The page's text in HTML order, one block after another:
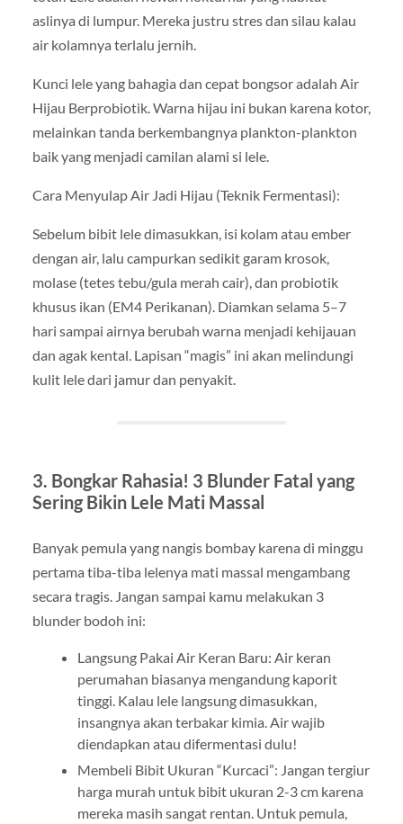
aslinya di lumpur. Mereka justru stres dan silau kalau
air kolamnya terlalu jernih.
Kunci lele yang bahagia dan cepat bongsor adalah Air
Hijau Berprobiotik. Warna hijau ini bukan karena kotor,
melainkan tanda berkembangnya plankton-plankton
baik yang menjadi camilan alami si lele.
Cara Menyulap Air Jadi Hijau (Teknik Fermentasi):
Sebelum bibit lele dimasukkan, isi kolam atau ember
dengan air, lalu campurkan sedikit garam krosok,
molase (tetes tebu/gula merah cair), dan probiotik
khusus ikan (EM4 Perikanan). Diamkan selama 5–7
hari sampai airnya berubah warna menjadi kehijauan
dan agak kental. Lapisan “magis” ini akan melindungi
kulit lele dari jamur dan penyakit.
3. Bongkar Rahasia! 3 Blunder Fatal yang
Sering Bikin Lele Mati Massal
Banyak pemula yang nangis bombay karena di minggu
pertama tiba-tiba lelenya mati massal mengambang
secara tragis. Jangan sampai kamu melakukan 3
blunder bodoh ini:
Langsung Pakai Air Keran Baru: Air keran
perumahan biasanya mengandung kaporit
tinggi. Kalau lele langsung dimasukkan,
insangnya akan terbakar kimia. Air wajib
diendapkan atau difermentasi dulu!
Membeli Bibit Ukuran “Kurcaci”: Jangan tergiur
harga murah untuk bibit ukuran 2-3 cm karena
mereka masih sangat rentan. Untuk pemula,